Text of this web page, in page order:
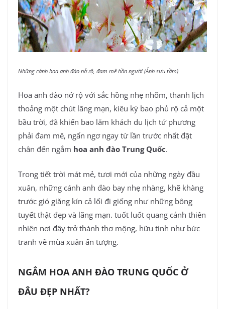
Những cánh hoa anh đào nở rộ, đam mê hồn người (Ảnh sưu tầm)
Hoa anh đào nở rộ với sắc hồng nhẹ nhõm, thanh lịch
thoảng một chút lãng mạn, kiêu kỳ bao phủ rộ cả một
bầu trời, đã khiến bao lăm khách du lịch tứ phương
phải đam mê, ngẩn ngơ ngay từ lần trước nhất đặt
chân đến ngắm hoa anh đào Trung Quốc.
Trong tiết trời mát mẻ, tươi mới của những ngày đầu
xuân, những cánh anh đào bay nhẹ nhàng, khẽ khàng
trước gió giăng kín cả lối đi giống như những bông
tuyết thật đẹp và lãng mạn. tuốt luốt quang cảnh thiên
nhiên nơi đây trở thành thơ mộng, hữu tình như bức
tranh vẽ mùa xuân ấn tượng.
NGẮM HOA ANH ĐÀO TRUNG QUỐC Ở
ĐÂU ĐẸP NHẤT?